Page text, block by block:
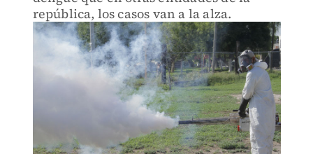
república, los casos van a la alza.